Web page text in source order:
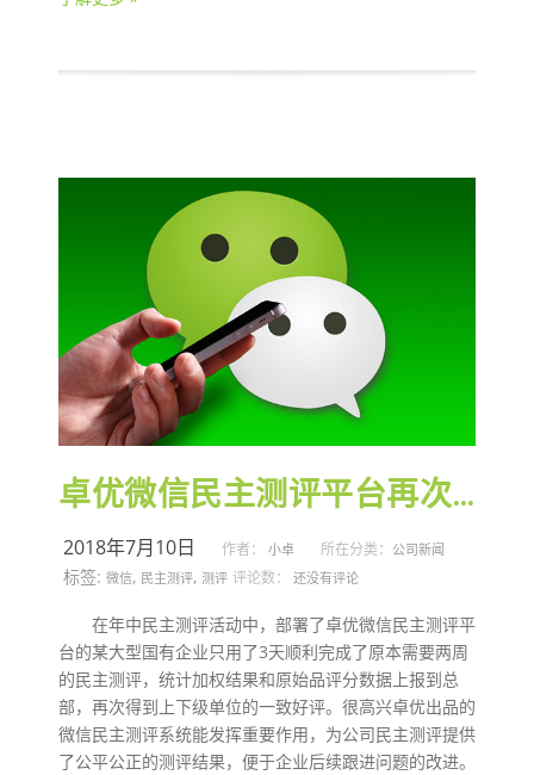
卓优微信民主测评平台再次得到好评
2018年7月10日 作者： 小卓 所在分类： 公司新闻
标签: 微信, 民主测评, 测评 评论数： 还没有评论
在年中民主测评活动中，部署了卓优微信民主测评平
台的某大型国有企业只用了3天顺利完成了原本需要两周
的民主测评，统计加权结果和原始品评分数据上报到总
部，再次得到上下级单位的一致好评。很高兴卓优出品的
微信民主测评系统能发挥重要作用，为公司民主测评提供
了公平公正的测评结果，便于企业后续跟进问题的改进。